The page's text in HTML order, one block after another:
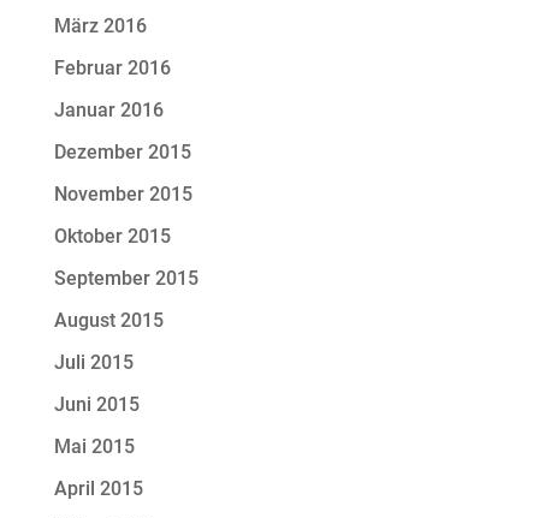
März 2016
Februar 2016
Januar 2016
Dezember 2015
November 2015
Oktober 2015
September 2015
August 2015
Juli 2015
Juni 2015
Mai 2015
April 2015